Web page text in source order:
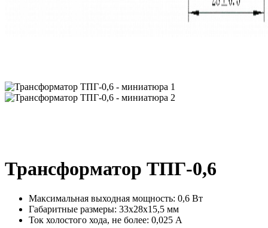
Трансформатор ТПГ-0,6
Максимальная выходная мощность: 0,6 Вт
Габаритные размеры: 33х28х15,5 мм
Ток холостого хода, не более: 0,025 А